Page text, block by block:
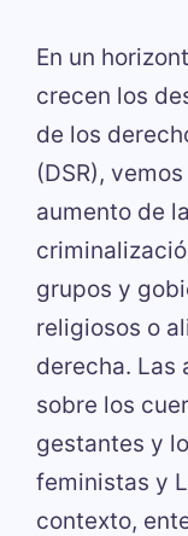
En un
crecen los
de los
(DSR),
aumento de
grupos y
religiosos o
derecha. Las
sobre los
gestantes y
feministas y
contexto,